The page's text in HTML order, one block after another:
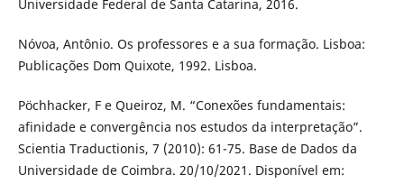
Universidade Federal de Santa Catarina, 2016.
Nóvoa, Antônio. Os professores e a sua formação. Lisboa:
Publicações Dom Quixote, 1992. Lisboa.
Pöchhacker, F e Queiroz, M. “Conexões fundamentais:
afinidade e convergência nos estudos da interpretação”.
Scientia Traductionis, 7 (2010): 61-75. Base de Dados da
Universidade de Coimbra. 20/10/2021. Disponível em: